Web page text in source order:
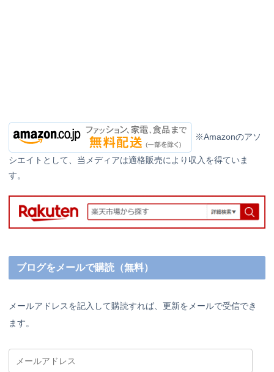
※Amazonのアソ
シエイトとして、当メディアは適格販売により収入を得ていま
す。
ブログをメールで購読（無料）
メールアドレスを記入して購読すれば、更新をメールで受信でき
ます。